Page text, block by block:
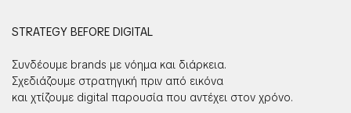
STRATEGY BEFORE DIGITAL
Συνδέουμε brands με νόημα και διάρκεια.
Σχεδιάζουμε στρατηγική πριν από εικόνα
και χτίζουμε digital παρουσία που αντέχει στον χρόνο.